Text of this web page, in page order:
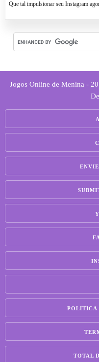
Que tal impulsionar seu Instagram
Jogos Online de Menina -
POLITICA
TOTAL